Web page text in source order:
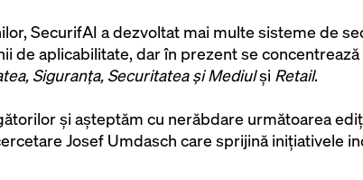
SecurifAI a dezvoltat mai multe sisteme de
de aplicabilitate, dar în prezent se
Siguranța, Securitatea şi Mediulși Retail.
și așteptăm cu nerăbdare următoarea
Josef Umdasch care sprijină inițiativele